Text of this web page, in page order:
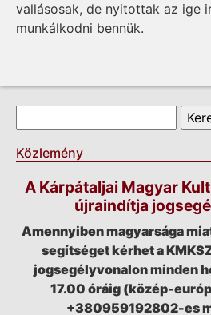
vallásosak, de nyitottak az ige
munkálkodni bennük.
Keresés űrlap
Keresés
Közlemény
A Kárpátaljai Magyar
újraindítja
Amennyiben magyarsága
segítséget kérhet a
jogsegélyvonalon minden
17.00 óráig (közép-
+380959192802-es